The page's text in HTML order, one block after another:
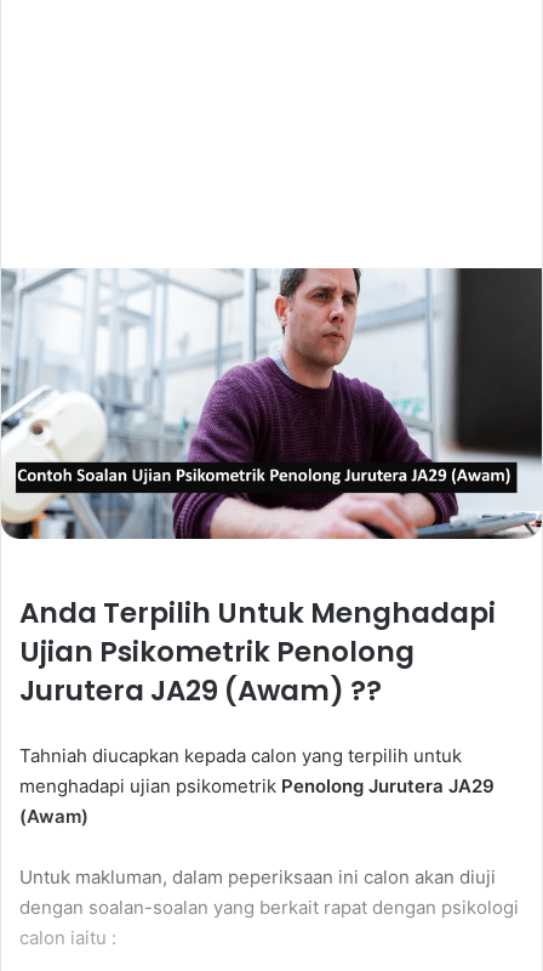
Anda Terpilih Untuk Menghadapi
Ujian Psikometrik Penolong
Jurutera JA29 (Awam) ??
Tahniah diucapkan kepada calon yang terpilih untuk
menghadapi ujian psikometrik Penolong Jurutera JA29
(Awam)
Untuk makluman, dalam peperiksaan ini calon akan diuji
dengan soalan-soalan yang berkait rapat dengan psikologi
calon iaitu :